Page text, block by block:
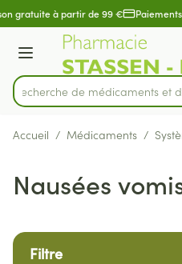
Aller au contenu
1 de 1
gratuite à partir de 99 € Paiements
Menu
Rechercher
Recherche de médicaments
Accueil / Médicaments /
Nausées
Filtre